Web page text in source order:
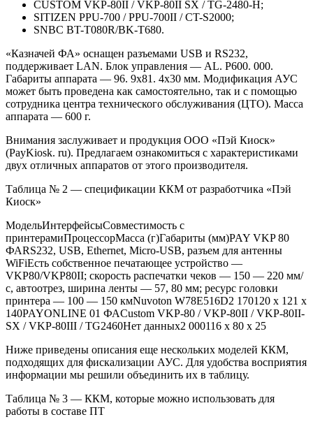
CUSTOM VKP-80II / VKP-80II SX / TG-2480-H;
SITIZEN PPU-700 / PPU-700II / CT-S2000;
SNBC BT-T080R/BK-T680.
«Казначей ФА» оснащен разъемами USB и RS232,
поддерживает LAN. Блок управления — AL. P600. 000.
Габариты аппарата — 96. 9х81. 4х30 мм. Модификация АУС
может быть проведена как самостоятельно, так и с помощью
сотрудника центра технического обслуживания (ЦТО). Масса
аппарата — 600 г.
Внимания заслуживает и продукция ООО «Пэй Киоск»
(PayKiosk. ru). Предлагаем ознакомиться с характеристиками
двух отличных аппаратов от этого производителя.
Таблица № 2 — спецификации ККМ от разработчика «Пэй
Киоск»
МодельИнтерфейсыСовместимость с
принтерамиПроцессорМасса (г)Габариты (мм)PAY VKP 80
ФАRS232, USB, Ethernet, Micro-USB, разъем для антенны
WiFiЕсть собственное печатающее устройство —
VKP80/VKP80II; скорость распечатки чеков — 150 — 220 мм/
с, автоотрез, ширина ленты — 57, 80 мм; ресурс головки
принтера — 100 — 150 кмNuvoton W78E516D2 170120 х 121 х
140PAYONLINE 01 ФАCustom VKP-80 / VKP-80II / VKP-80II-
SX / VKP-80III / TG2460Нет данных2 000116 х 80 х 25
Ниже приведены описания еще нескольких моделей ККМ,
подходящих для фискализации АУС. Для удобства восприятия
информации мы решили объединить их в таблицу.
Таблица № 3 — ККМ, которые можно использовать для
работы в составе ПТ